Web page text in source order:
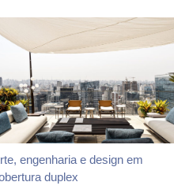
engenharia e design em
duplex